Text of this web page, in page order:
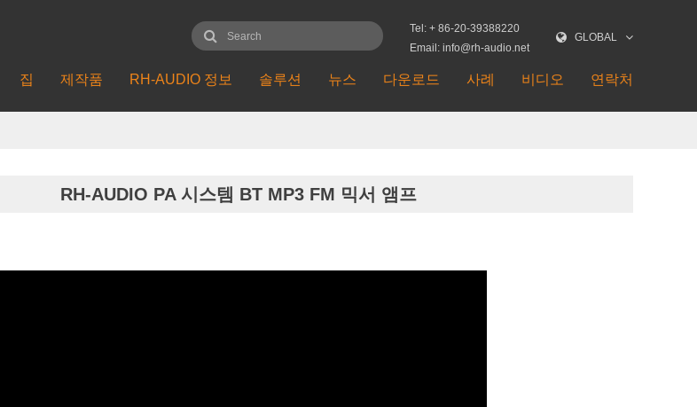
GLOBAL
Tel: + 86-20-39388220
Email: info@rh-audio.net
집 제작품 RH-AUDIO 정보 솔루션 뉴스 다운로드 사례 비디오 연락처
RH-AUDIO PA 시스템 BT MP3 FM 믹서 앰프